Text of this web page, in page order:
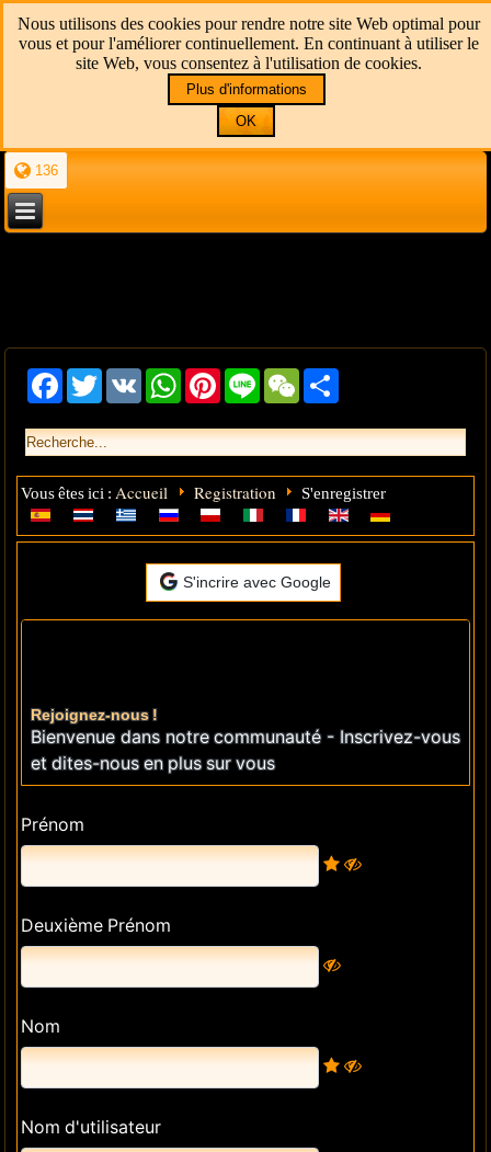
Nous utilisons des cookies pour rendre notre site Web optimal pour
vous et pour l'améliorer continuellement. En continuant à utiliser le
site Web, vous consentez à l'utilisation de cookies.
Plus d'informations
OK
136
Facebook
Twitter VK WhatsAppPinterestLine WeChat
Vous êtes ici :Accueil Registration S'enregistrer
S'incrire avec Google
Rejoignez-nous !
Bienvenue dans notre communauté - Inscrivez-vous
et dites-nous en plus sur vous
Prénom
Deuxième Prénom
Nom
Nom d'utilisateur